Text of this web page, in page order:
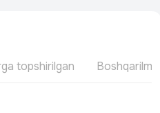
topshirilgan